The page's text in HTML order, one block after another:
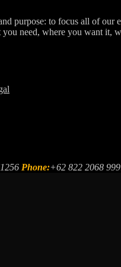
purpose: to focus all of our
need, where you want it,
Phone:+62 822 2068